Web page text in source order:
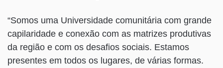
“Somos uma Universidade comunitária com grande
capilaridade e conexão com as matrizes produtivas
da região e com os desafios sociais. Estamos
presentes em todos os lugares, de várias formas.